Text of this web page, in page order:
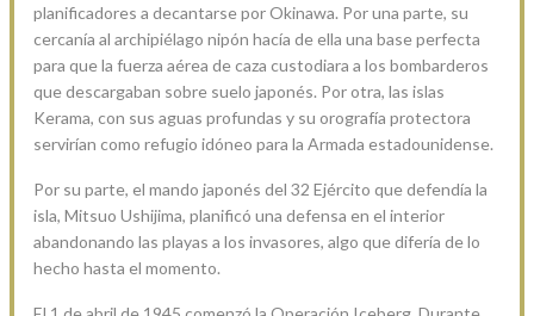
planificadores a decantarse por Okinawa. Por una parte, su
cercanía al archipiélago nipón hacía de ella una base perfecta
para que la fuerza aérea de caza custodiara a los bombarderos
que descargaban sobre suelo japonés. Por otra, las islas
Kerama, con sus aguas profundas y su orografía protectora
servirían como refugio idóneo para la Armada estadounidense.
Por su parte, el mando japonés del 32 Ejército que defendía la
isla, Mitsuo Ushijima, planificó una defensa en el interior
abandonando las playas a los invasores, algo que difería de lo
hecho hasta el momento.